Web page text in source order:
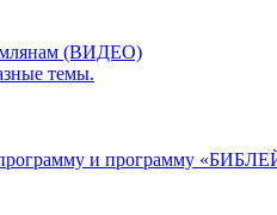
(ВИДЕО)
темы.
программу и программу